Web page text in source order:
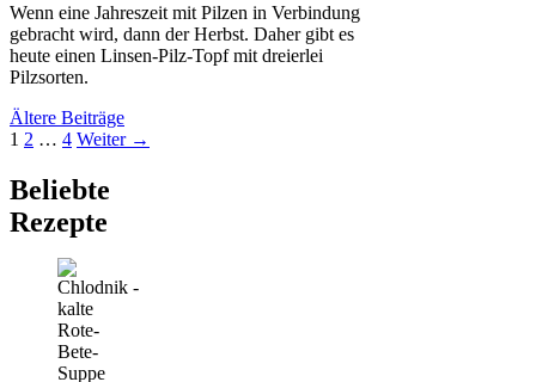
Wenn eine Jahreszeit mit Pilzen in Verbindung
gebracht wird, dann der Herbst. Daher gibt es
heute einen Linsen-Pilz-Topf mit dreierlei
Pilzsorten.
Ältere Beiträge
Seite
1 Seite
2 … Seite
4 Weiter →
Beliebte
Rezepte